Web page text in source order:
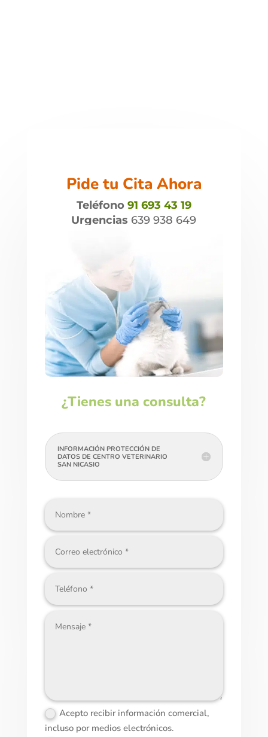
Pide tu Cita Ahora
Teléfono 91 693 43 19
Urgencias 639 938 649
¿Tienes una consulta?
INFORMACIÓN PROTECCIÓN DE
DATOS DE CENTRO VETERINARIO
SAN NICASIO
Acepto recibir información comercial,
incluso por medios electrónicos.